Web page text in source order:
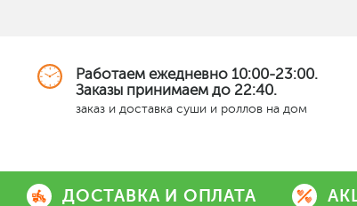
Работаем ежедневно 10:00-23:00.
Заказы принимаем до 22:40.
заказ и доставка суши и роллов на дом
ДОСТАВКА И ОПЛАТА